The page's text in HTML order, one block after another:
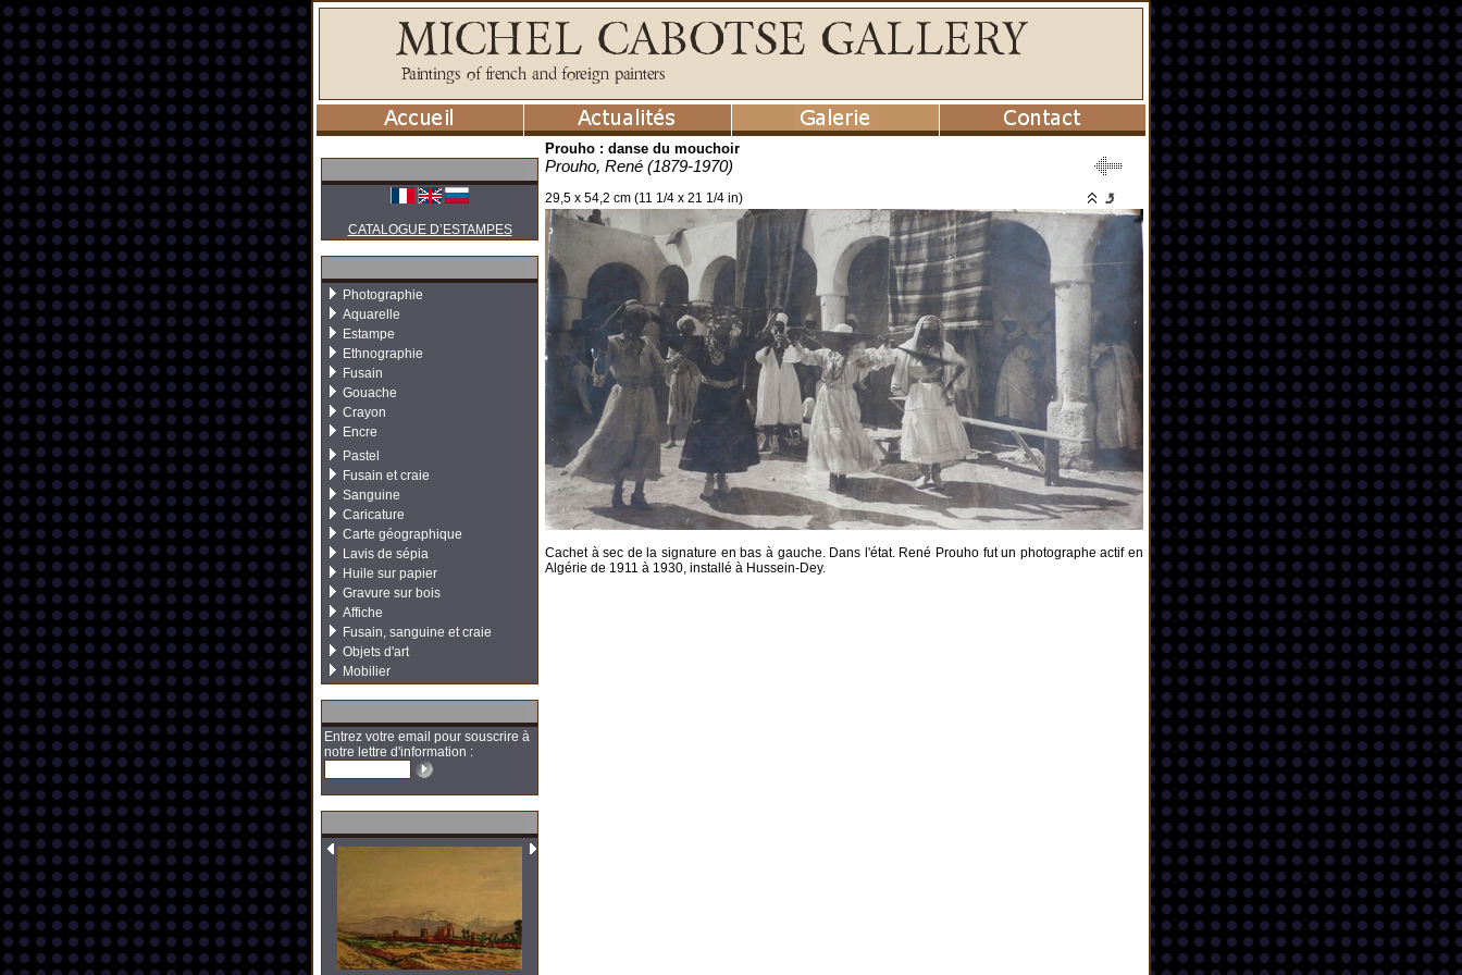
CATALOGUE D’ESTAMPES
Photographie
Aquarelle
Estampe
Ethnographie
Fusain
Gouache
Crayon
Encre
Pastel
Fusain et craie
Sanguine
Caricature
Carte géographique
Lavis de sépia
Huile sur papier
Gravure sur bois
Affiche
Fusain, sanguine et craie
Objets d'art
Mobilier
Entrez votre email pour souscrire à
notre lettre d'information :
Prouho : danse du mouchoir
Prouho, René (1879-1970)
29,5 x 54,2 cm (11 1/4 x 21 1/4 in)
Cachet à sec de la signature en bas à gauche. Dans l'état. René Prouho fut un photographe actif en
Algérie de 1911 à 1930, installé à Hussein-Dey.